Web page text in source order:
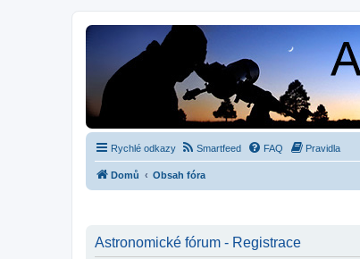
Rychlé odkazy Smartfeed FAQ Pravidla
Domů Obsah fóra
Astronomické fórum - Registrace